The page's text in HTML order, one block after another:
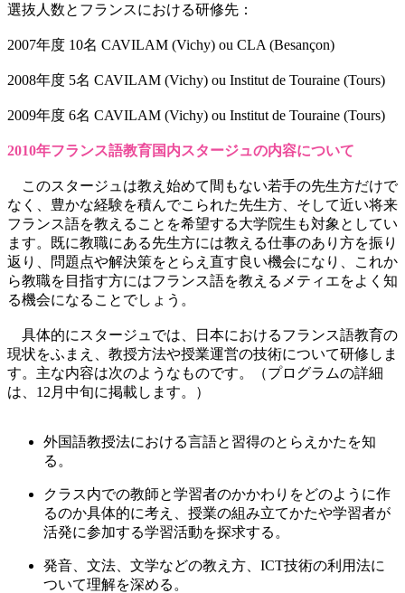
選抜人数とフランスにおける研修先：
2007年度 10名 CAVILAM (Vichy) ou CLA (Besançon)
2008年度 5名 CAVILAM (Vichy) ou Institut de Touraine (Tours)
2009年度 6名 CAVILAM (Vichy) ou Institut de Touraine (Tours)
2010年フランス語教育国内スタージュの内容について
このスタージュは教え始めて間もない若手の先生方だけで
なく、豊かな経験を積んでこられた先生方、そして近い将来
フランス語を教えることを希望する大学院生も対象としてい
ます。既に教職にある先生方には教える仕事のあり方を振り
返り、問題点や解決策をとらえ直す良い機会になり、これか
ら教職を目指す方にはフランス語を教えるメティエをよく知
る機会になることでしょう。
具体的にスタージュでは、日本におけるフランス語教育の
現状をふまえ、教授方法や授業運営の技術について研修しま
す。主な内容は次のようなものです。（プログラムの詳細
は、12月中旬に掲載します。）
外国語教授法における言語と習得のとらえかたを知
る。
クラス内での教師と学習者のかかわりをどのように作
るのか具体的に考え、授業の組み立てかたや学習者が
活発に参加する学習活動を探求する。
発音、文法、文学などの教え方、ICT技術の利用法に
ついて理解を深める。